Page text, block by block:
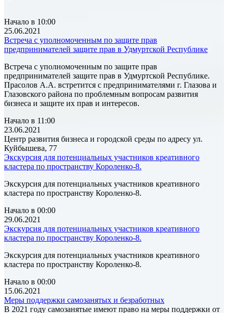
Начало в 10:00
25.06.2021
Встреча с уполномоченным по защите прав
предпринимателей защите прав в Удмуртской Республике
Встреча с уполномоченным по защите прав
предпринимателей защите прав в Удмуртской Республике.
Прасолов А.А. встретится с предпринимателями г. Глазова и
Глазовского района по проблемным вопросам развития
бизнеса и защите их прав и интересов.
Начало в 11:00
23.06.2021
Центр развития бизнеса и городской среды по адресу ул.
Куйбышева, 77
Экскурсия для потенциальных участников креативного
кластера по пространству Короленко-8.
Экскурсия для потенциальных участников креативного
кластера по пространству Короленко-8.
Начало в 00:00
29.06.2021
Экскурсия для потенциальных участников креативного
кластера по пространству Короленко-8.
Экскурсия для потенциальных участников креативного
кластера по пространству Короленко-8.
Начало в 00:00
15.06.2021
Меры поддержки самозанятых и безработных
В 2021 году самозанятые имеют право на меры поддержки от